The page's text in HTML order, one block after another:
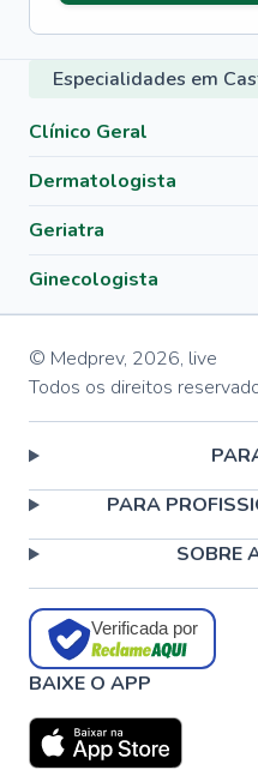
Especialidades em
Clínico Geral
Dermatologista
Geriatra
Ginecologista
© Medprev, 2026, live
Todos os direitos
PARA
SOBRE
Verificada por
BAIXE O APP